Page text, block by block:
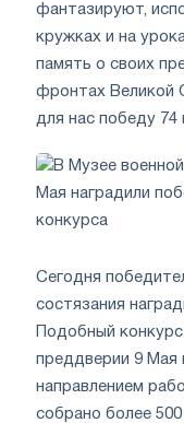
фантазируют,
кружках и на
память о своих
фронтах Великой
для нас победу 74
Сегодня
состязания
Подобный
преддверии 9 Мая
направлением
собрано более